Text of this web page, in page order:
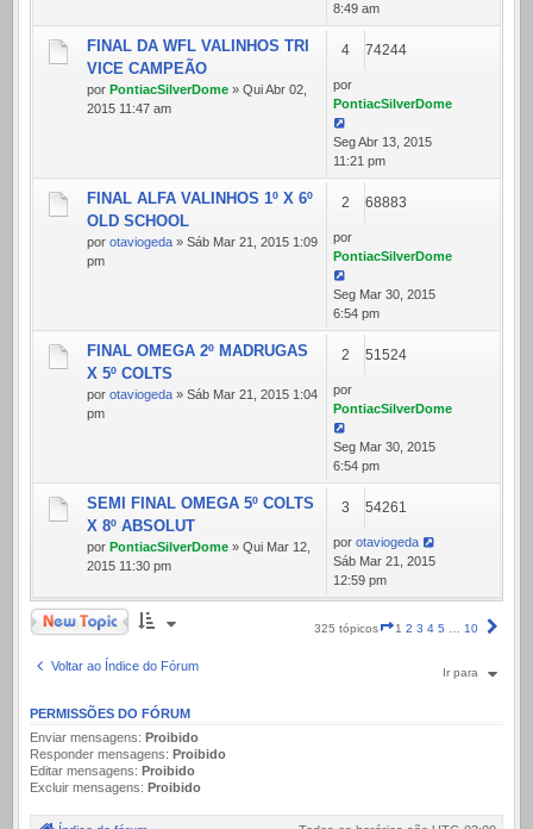
8:49 am
FINAL DA WFL VALINHOS TRI
VICE CAMPEÃO
por PontiacSilverDome » Qui Abr 02,
2015 11:47 am
4 74244
por
PontiacSilverDome
Seg Abr 13, 2015
11:21 pm
FINAL ALFA VALINHOS 1º X 6º
OLD SCHOOL
por otaviogeda » Sáb Mar 21, 2015 1:09
pm
2 68883
por
PontiacSilverDome
Seg Mar 30, 2015
6:54 pm
FINAL OMEGA 2º MADRUGAS
X 5º COLTS
por otaviogeda » Sáb Mar 21, 2015 1:04
pm
2 51524
por
PontiacSilverDome
Seg Mar 30, 2015
6:54 pm
SEMI FINAL OMEGA 5º COLTS
X 8º ABSOLUT
por PontiacSilverDome » Qui Mar 12,
2015 11:30 pm
3 54261
por otaviogeda
Sáb Mar 21, 2015
12:59 pm
Novo Tópico
325 tópicos
Página
1 2 3 4 5 … 10
Voltar ao Índice do Fórum Ir para
PERMISSÕES DO FÓRUM
Enviar mensagens: Proibido
Responder mensagens: Proibido
Editar mensagens: Proibido
Excluir mensagens: Proibido